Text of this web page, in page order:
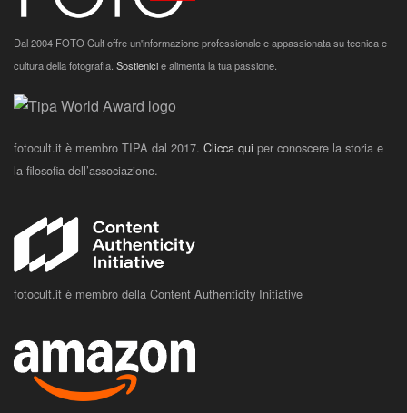
Dal 2004 FOTO Cult offre un'informazione professionale e appassionata su tecnica e
cultura della fotografia. Sostienicie alimenta la tua passione.
fotocult.it è membro TIPA dal 2017. Clicca qui per conoscere la storia e
la filosofia dell’associazione.
fotocult.it è membro della Content Authenticity Initiative